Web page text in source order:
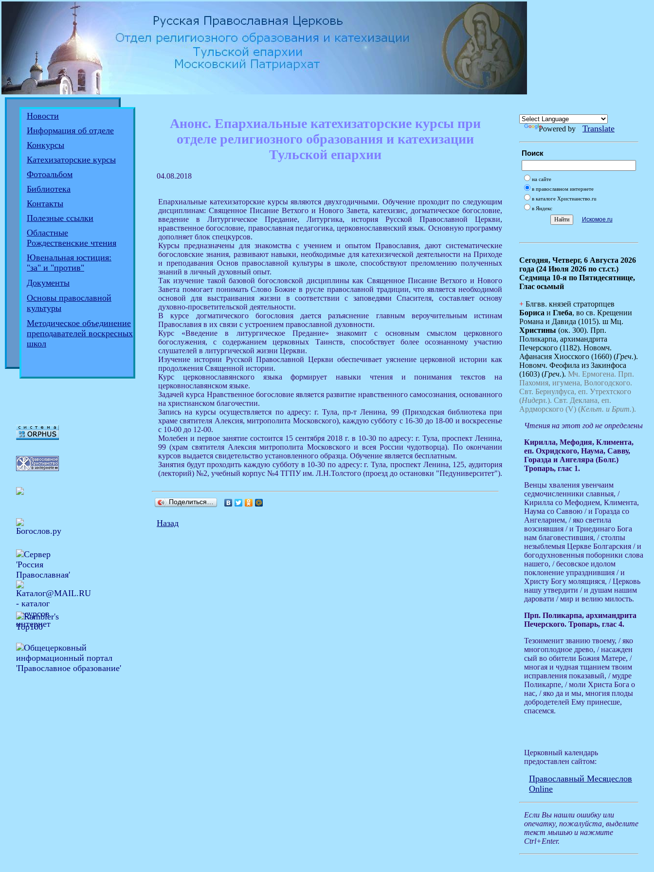
Новости
Информация об отделе
Конкурсы
Катехизаторские курсы
Фотоальбом
Библиотека
Контакты
Полезные ссылки
Областные
Рождественские чтения
Ювенальная юстиция:
"за" и "против"
Документы
Основы православной
культуры
Методическое объединение
преподавателей воскресных
школ
Анонс. Епархиальные катехизаторские курсы при
отделе религиозного образования и катехизации
Тульской епархии
04.08.2018
Епархиальные катехизаторские курсы являются двухгодичными. Обучение проходит по следующим
дисциплинам: Священное Писание Ветхого и Нового Завета, катехизис, догматическое богословие,
введение в Литургическое Предание, Литургика, история Русской Православной Церкви,
нравственное богословие, православная педагогика, церковнославянский язык. Основную программу
дополняет блок спецкурсов.
Курсы предназначены для знакомства с учением и опытом Православия, дают систематические
богословские знания, развивают навыки, необходимые для катехизической деятельности на Приходе
и преподавания Основ православной культуры в школе, способствуют преломлению полученных
знаний в личный духовный опыт.
Так изучение такой базовой богословской дисциплины как Священное Писание Ветхого и Нового
Завета помогает понимать Слово Божие в русле православной традиции, что является необходимой
основой для выстраивания жизни в соответствии с заповедями Спасителя, составляет основу
духовно-просветительской деятельности.
В курсе догматического богословия дается разъяснение главным вероучительным истинам
Православия в их связи с устроением православной духовности.
Курс «Введение в литургическое Предание» знакомит с основным смыслом церковного
богослужения, с содержанием церковных Таинств, способствует более осознанному участию
слушателей в литургической жизни Церкви.
Изучение истории Русской Православной Церкви обеспечивает уяснение церковной истории как
продолжения Священной истории.
Курс церковнославянского языка формирует навыки чтения и понимания текстов на
церковнославянском языке.
Задачей курса Нравственное богословие является развитие нравственного самосознания, основанного
на христианском благочестии.
Запись на курсы осуществляется по адресу: г. Тула, пр-т Ленина, 99 (Приходская библиотека при
храме святителя Алексия, митрополита Московского), каждую субботу с 16-30 до 18-00 и воскресенье
с 10-00 до 12-00.
Молебен и первое занятие состоится 15 сентября 2018 г. в 10-30 по адресу: г. Тула, проспект Ленина,
99 (храм святителя Алексия митрополита Московского и всея России чудотворца). По окончании
курсов выдается свидетельство установленного образца. Обучение является бесплатным.
Занятия будут проходить каждую субботу в 10-30 по адресу: г. Тула, проспект Ленина, 125, аудитория
(лекторий) №2, учебный корпус №4 ТГПУ им. Л.Н.Толстого (проезд до остановки "Педуниверситет").
Поделиться…
Назад
Powered by Translate
Поиск
на сайте
в православном интернете
в каталоге Христианство.ru
в Яндекс
Искомое.ru
Сегодня, Четверг, 6 Августа 2026
года (24 Июля 2026 по ст.ст.)
Седмица 10-я по Пятидесятнице,
Глас осьмый
+ Блгвв. князей страторпцев
Бориса и Глеба, во св. Крещении
Романа и Давида (1015). ш Мц.
Христины (ок. 300). Прп.
Поликарпа, архимандрита
Печерского (1182). Новомч.
Афанасия Хиосского (1660) (Греч.).
Новомч. Феофила из Закинфоса
(1603) (Греч.). Мч. Ермогена. Прп.
Пахомия, игумена, Вологодского.
Свт. Бернулфуса, еп. Утрехтского
(Нидерл.). Свт. Деклана, еп.
Ардморского (V) (Кельт. и Брит.).
Чтения на этот год не определены
Кирилла, Мефодия, Климента,
еп. Охридского, Наума, Савву,
Горазда и Ангеляра (Болг.)
Тропарь, глас 1.
Венцы хваления увенчаим
седмочисленники славныя, /
Кирилла со Мефодием, Климента,
Наума со Саввою / и Горазда со
Ангеларием, / яко светила
возсиявшия / и Триединаго Бога
нам благовестившия, / столпы
незыблемыя Церкве Болгарския / и
богодухновенныя поборники слова
нашего, / бесовское идолом
поклонение упразднившия / и
Христу Богу молящияся, / Церковь
нашу утвердити / и душам нашим
даровати / мир и велию милость.
Прп. Поликарпа, архимандрита
Печерского. Тропарь, глас 4.
Тезоименит званию твоему, / яко
многоплодное древо, / насажден
сый во обители Божия Матере, /
многая и чудная тщанием твоим
исправления показавый, / мудре
Поликарпе, / моли Христа Бога о
нас, / яко да и мы, многия плоды
добродетелей Ему принесше,
спасемся.
Церковный календарь
предоставлен сайтом:
Православный Месяцеслов
Online
Если Вы нашли ошибку или
опечатку, пожалуйста, выделите
текст мышью и нажмите
Ctrl+Enter.